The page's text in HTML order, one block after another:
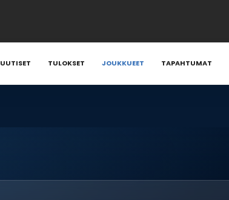
UUTISET TULOKSET JOUKKUEET TAPAHTUMAT